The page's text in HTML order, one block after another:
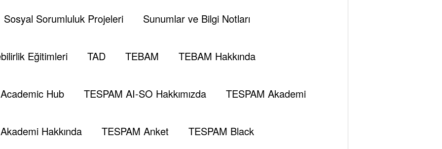
Sosyal Sorumluluk Projeleri Sunumlar ve Bilgi Notları
Eğitimleri TAD TEBAM TEBAM Hakkında
Hub TESPAM AI-SO Hakkımızda TESPAM Akademi
Hakkında TESPAM Anket TESPAM Black